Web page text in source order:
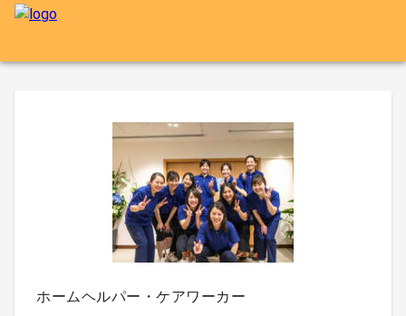
ホームヘルパー・ケアワーカー